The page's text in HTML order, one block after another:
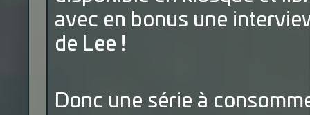
avec en bonus une
de Lee !
Donc une série à